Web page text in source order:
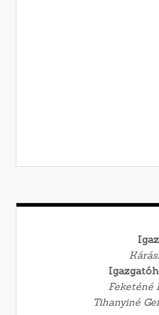
Feketéné
Tihanyiné